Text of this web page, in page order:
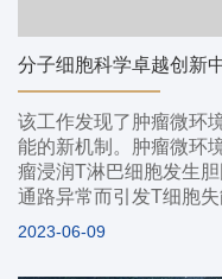
该工作发现了肿瘤微环
能的新机制。肿瘤微环
瘤浸润T淋巴细胞发生
通路异常而引发T细胞失
2023-06-09